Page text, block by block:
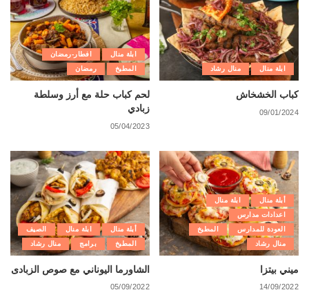
ابلة منال منال رشاد
كباب الخشخاش
09/01/2024
ابلة منال
افطار-رمضان
المطبخ
رمضان
لحم كباب حلة مع أرز وسلطة
زبادي
05/04/2023
أبلة منال
ابلة منال
اعدادات مدارس
العودة للمدارس
المطبخ
منال رشاد
ميني بيتزا
14/09/2022
أبلة منال ابلة منال
الصيف
المطبخ
برامج منال رشاد
الشاورما اليوناني مع صوص الزبادى
05/09/2022